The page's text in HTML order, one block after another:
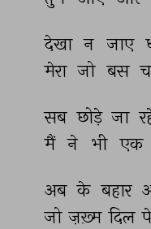
देखा न जाए
मेरा जो बस
सब छोड़े जा
मैं ने भी एक
अब के बहार
जो ज़ख़्म दिल